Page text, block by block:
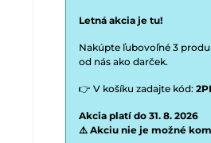
Letná akcia je tu!
Nakúpte ľubovoľné 3
od nás ako darček.
👉 V košíku zadajte kód:
Akcia platí do 31. 8. 2026
⚠️ Akciu nie je možné